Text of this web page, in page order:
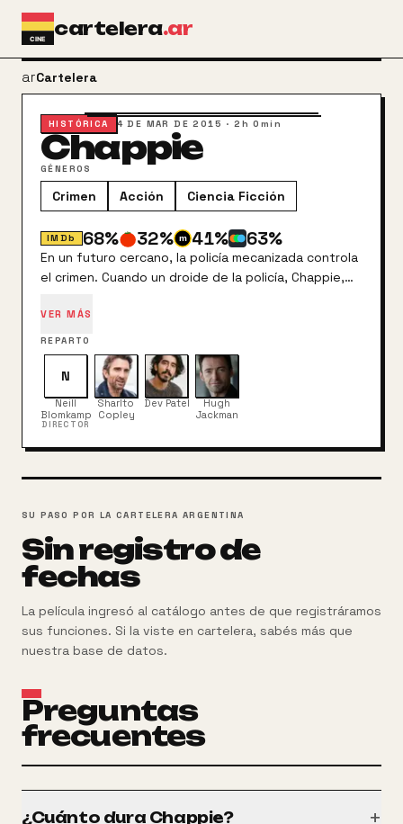
Ir al contenido principal
cartelera.ar
arrow_back
Cartelera
HISTÓRICA 4 DE MAR DE 2015 ·2h 0min
Chappie
GÉNEROS
Crimen Acción Ciencia Ficción
IMDb 68% 32% 41% 63%
En un futuro cercano, la policía mecanizada controla
el crimen. Cuando un droide de la policía, Chappie,
convierte en el primer robot con la capacidad de
pensar y sentir por sí mismo.
VER MÁS
REPARTO
N
Neill
Blomkamp
DIRECTOR
Sharlto
Copley
Dev Patel
Hugh
Jackman
SU PASO POR LA CARTELERA ARGENTINA
Sin registro de
fechas
La película ingresó al catálogo antes de que registráramos
sus funciones. Si la viste en cartelera, sabés más que
nuestra base de datos.
Preguntas
frecuentes
¿Cuánto dura Chappie? +